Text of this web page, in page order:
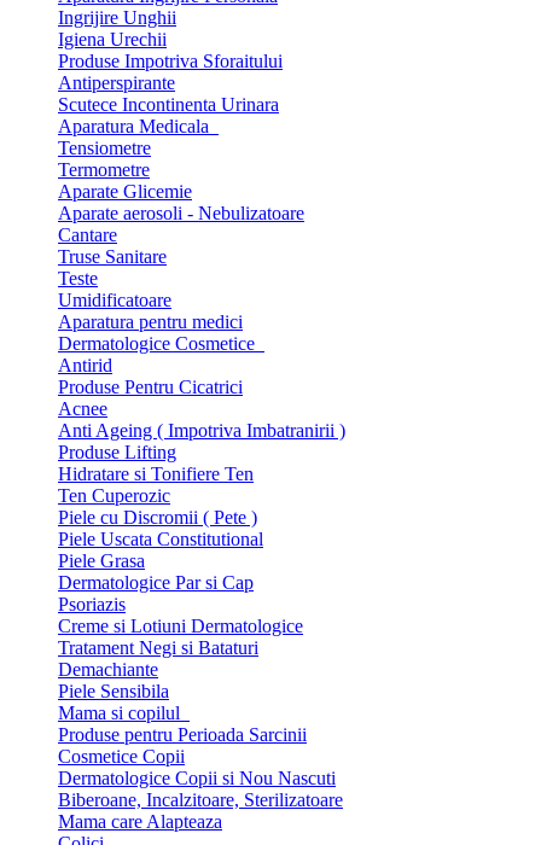
Ingrijire Unghii
Igiena Urechii
Produse Impotriva Sforaitului
Antiperspirante
Scutece Incontinenta Urinara
Aparatura Medicala
Tensiometre
Termometre
Aparate Glicemie
Aparate aerosoli - Nebulizatoare
Cantare
Truse Sanitare
Teste
Umidificatoare
Aparatura pentru medici
Dermatologice Cosmetice
Antirid
Produse Pentru Cicatrici
Acnee
Anti Ageing ( Impotriva Imbatranirii )
Produse Lifting
Hidratare si Tonifiere Ten
Ten Cuperozic
Piele cu Discromii ( Pete )
Piele Uscata Constitutional
Piele Grasa
Dermatologice Par si Cap
Psoriazis
Creme si Lotiuni Dermatologice
Tratament Negi si Bataturi
Demachiante
Piele Sensibila
Mama si copilul
Produse pentru Perioada Sarcinii
Cosmetice Copii
Dermatologice Copii si Nou Nascuti
Biberoane, Incalzitoare, Sterilizatoare
Mama care Alapteaza